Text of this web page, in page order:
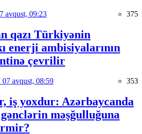
avqust, 09:23 375
qazı Türkiyənin
enerji ambisiyalarının
çevrilir
07 avqust, 08:59 353
iş yoxdur: Azərbaycanda
məşğulluğuna